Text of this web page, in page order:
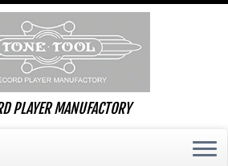
PLAYER MANUFACTORY